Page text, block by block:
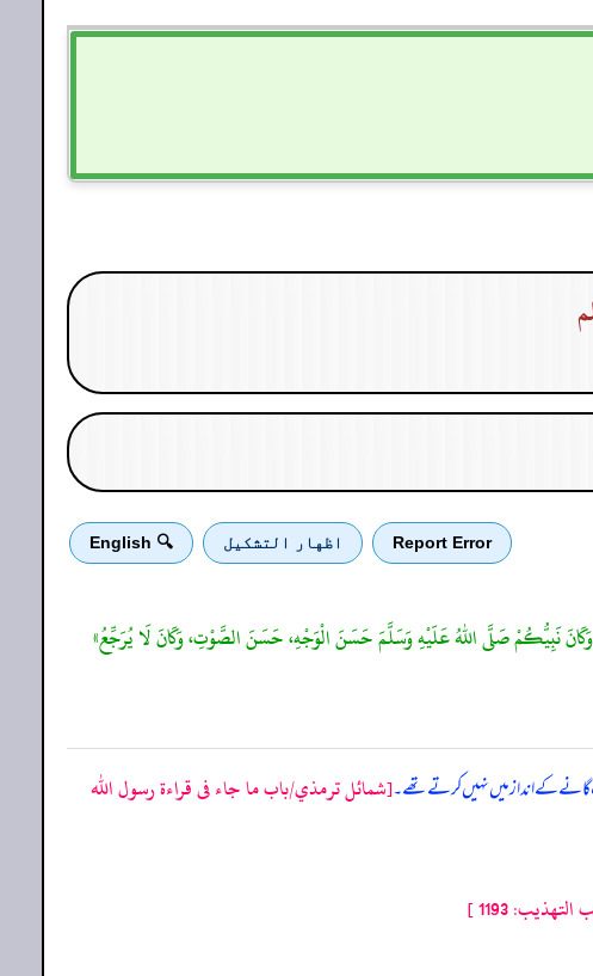
Report Error اظهار التشكيل 🔍 English
نَبِيُّكُمْ صَلَّى اللهُ عَلَيْهِ وَسَلَّمَ حَسَنَ الْوَجْهِ، حَسَنَ الصَّوْتِ، وَكَانَ لَا يُرَجِّعُ»
گانے کے انداز میں نہیں کرتے تھے۔[شمائل ترمذي/باب ما جاء فى قراءة رسول الله
1193 ]